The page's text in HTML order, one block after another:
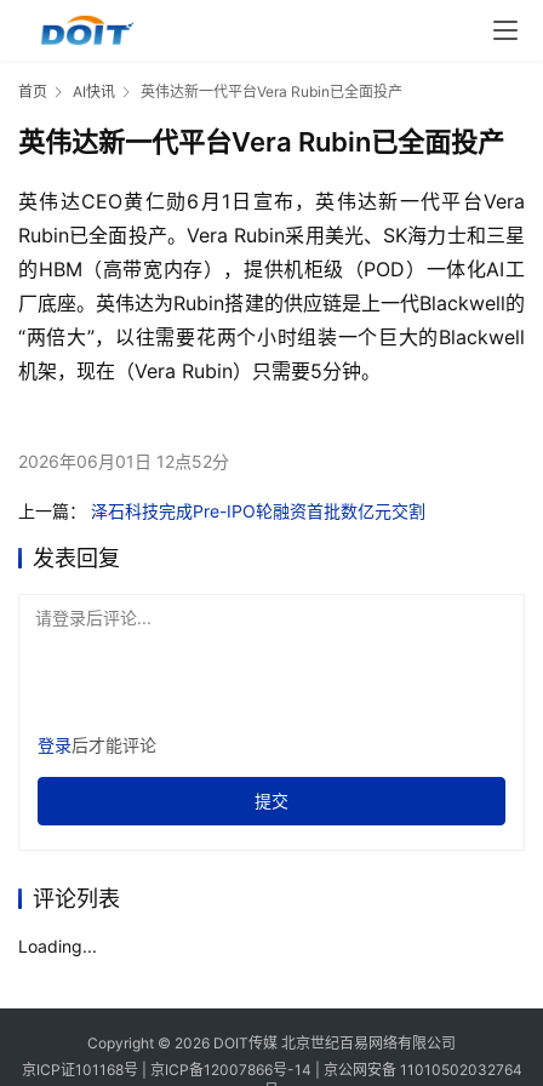
首页 AI快讯 英伟达新一代平台Vera Rubin已全面投产
英伟达新一代平台Vera Rubin已全面投产
英伟达CEO黄仁勋6月1日宣布，英伟达新一代平台Vera
Rubin已全面投产。Vera Rubin采用美光、SK海力士和三星
的HBM（高带宽内存），提供机柜级（POD）一体化AI工
厂底座。英伟达为Rubin搭建的供应链是上一代Blackwell的
“两倍大”，以往需要花两个小时组装一个巨大的Blackwell
机架，现在（Vera Rubin）只需要5分钟。
2026年06月01日 12点52分
上一篇： 泽石科技完成Pre-IPO轮融资首批数亿元交割
发表回复
请登录后评论...
登录后才能评论
提交
评论列表
Loading...
Copyright © 2026 DOIT传媒 北京世纪百易网络有限公司
京ICP证101168号 | 京ICP备12007866号-14
京公网安备 11010502032764